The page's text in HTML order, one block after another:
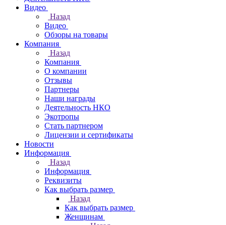
Видео
Назад
Видео
Обзоры на товары
Компания
Назад
Компания
О компании
Отзывы
Партнеры
Наши награды
Деятельность НКО
Экотропы
Стать партнером
Лицензии и сертификаты
Новости
Информация
Назад
Информация
Реквизиты
Как выбрать размер
Назад
Как выбрать размер
Женщинам